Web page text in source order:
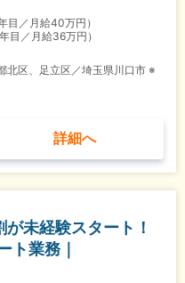
目／月給40万円）
目／月給36万円）
北区、足立区／埼玉県川口市 ※
詳細へ
が未経験スタート！
ト業務｜